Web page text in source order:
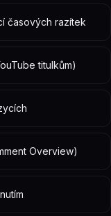
časových razítek
titulkům)
Overview)